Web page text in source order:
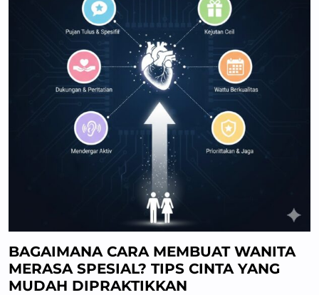
BAGAIMANA CARA MEMBUAT WANITA
MERASA SPESIAL? TIPS CINTA YANG
MUDAH DIPRAKTIKKAN